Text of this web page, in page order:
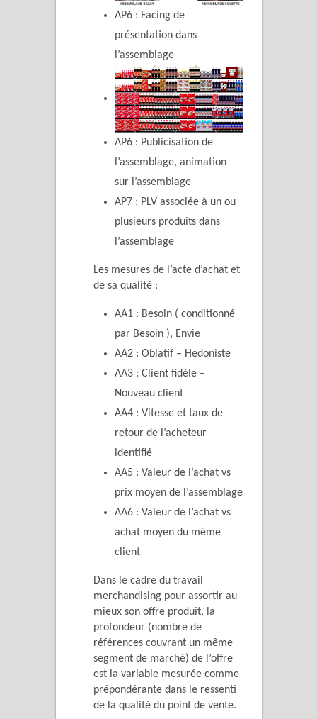
AP6 : Facing de
présentation dans
l’assemblage
AP6 : Publicisation de
l’assemblage, animation
sur l’assemblage
AP7 : PLV associée à un ou
plusieurs produits dans
l’assemblage
Les mesures de l’acte d’achat et
de sa qualité :
AA1 : Besoin ( conditionné
par Besoin ), Envie
AA2 : Oblatif – Hedoniste
AA3 : Client fidèle –
Nouveau client
AA4 : Vitesse et taux de
retour de l’acheteur
identifié
AA5 : Valeur de l’achat vs
prix moyen de l’assemblage
AA6 : Valeur de l’achat vs
achat moyen du même
client
Dans le cadre du travail
merchandising pour assortir au
mieux son offre produit, la
profondeur (nombre de
références couvrant un même
segment de marché) de l’offre
est la variable mesurée comme
prépondérante dans le ressenti
de la qualité du point de vente.